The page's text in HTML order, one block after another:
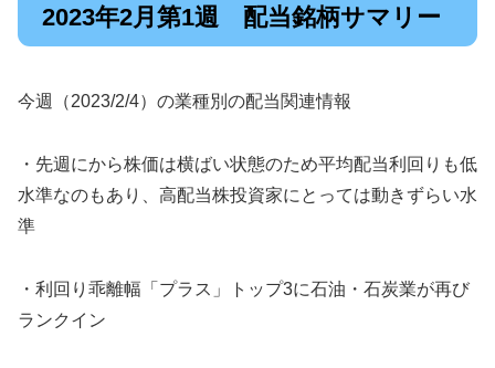
2023年2月第1週 配当銘柄サマリー
今週（2023/2/4）の業種別の配当関連情報
・先週にから株価は横ばい状態のため平均配当利回りも低
水準なのもあり、高配当株投資家にとっては動きずらい水
準
・利回り乖離幅「プラス」トップ3に石油・石炭業が再び
ランクイン